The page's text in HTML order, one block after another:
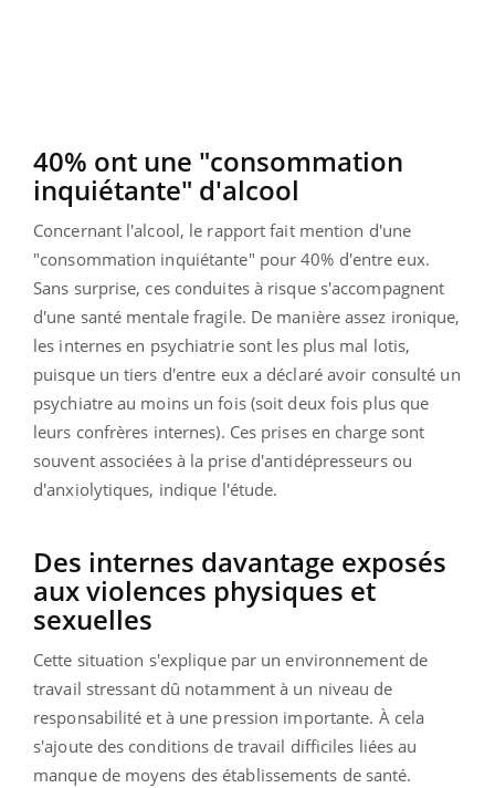
40% ont une "consommation
inquiétante" d'alcool
Concernant l'alcool, le rapport fait mention d'une
"consommation inquiétante" pour 40% d'entre eux.
Sans surprise, ces conduites à risque s'accompagnent
d'une santé mentale fragile. De manière assez ironique,
les internes en psychiatrie sont les plus mal lotis,
puisque un tiers d'entre eux a déclaré avoir consulté un
psychiatre au moins un fois (soit deux fois plus que
leurs confrères internes). Ces prises en charge sont
souvent associées à la prise d'antidépresseurs ou
d'anxiolytiques, indique l'étude.
Des internes davantage exposés
aux violences physiques et
sexuelles
Cette situation s'explique par un environnement de
travail stressant dû notamment à un niveau de
responsabilité et à une pression importante. À cela
s'ajoute des conditions de travail difficiles liées au
manque de moyens des établissements de santé.